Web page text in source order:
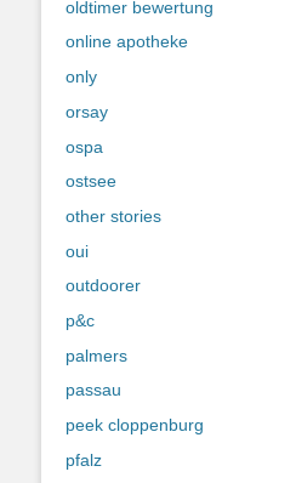
oldtimer bewertung
online apotheke
only
orsay
ospa
ostsee
other stories
oui
outdoorer
p&c
palmers
passau
peek cloppenburg
pfalz